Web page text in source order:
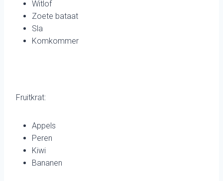
Witlof
Zoete bataat
Sla
Komkommer
Fruitkrat:
Appels
Peren
Kiwi
Bananen